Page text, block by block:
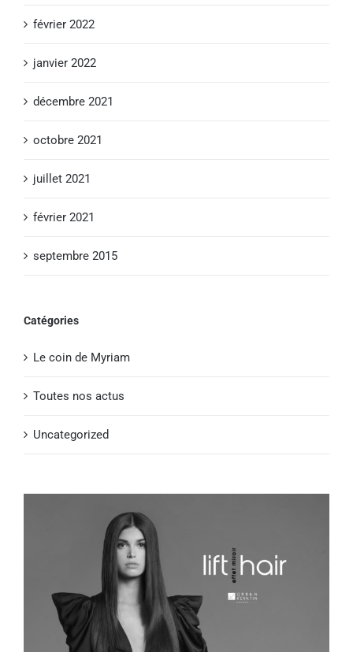
février 2022
janvier 2022
décembre 2021
octobre 2021
juillet 2021
février 2021
septembre 2015
Catégories
Le coin de Myriam
Toutes nos actus
Uncategorized